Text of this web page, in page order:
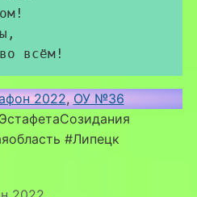
всём!
2022, ОУ №36
#Липецк